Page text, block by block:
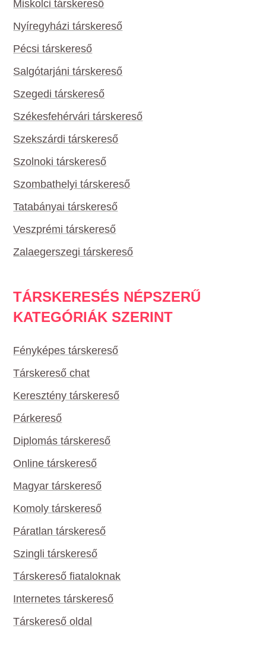
Miskolci társkereső
Nyíregyházi társkereső
Pécsi társkereső
Salgótarjáni társkereső
Szegedi társkereső
Székesfehérvári társkereső
Szekszárdi társkereső
Szolnoki társkereső
Szombathelyi társkereső
Tatabányai társkereső
Veszprémi társkereső
Zalaegerszegi társkereső
TÁRSKERESÉS NÉPSZERŰ
KATEGÓRIÁK SZERINT
Fényképes társkereső
Társkereső chat
Keresztény társkereső
Párkereső
Diplomás társkereső
Online társkereső
Magyar társkereső
Komoly társkereső
Páratlan társkereső
Szingli társkereső
Társkereső fiataloknak
Internetes társkereső
Társkereső oldal